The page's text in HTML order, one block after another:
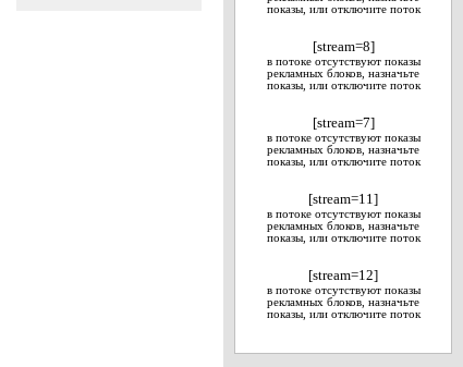
показы, или отключите поток
[stream=8]
в потоке отсутствуют показы
рекламных блоков, назначьте
показы, или отключите поток
[stream=7]
в потоке отсутствуют показы
рекламных блоков, назначьте
показы, или отключите поток
[stream=11]
в потоке отсутствуют показы
рекламных блоков, назначьте
показы, или отключите поток
[stream=12]
в потоке отсутствуют показы
рекламных блоков, назначьте
показы, или отключите поток